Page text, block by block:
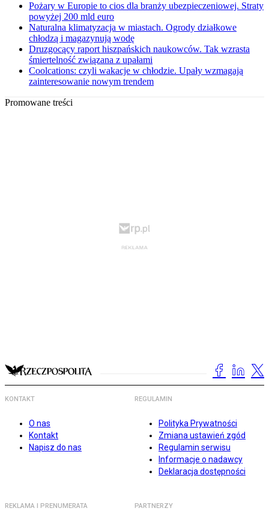
Pożary w Europie to cios dla branży ubezpieczeniowej. Straty
powyżej 200 mld euro
Naturalna klimatyzacja w miastach. Ogrody działkowe
chłodzą i magazynują wodę
Druzgocący raport hiszpańskich naukowców. Tak wzrasta
śmiertelność związana z upałami
Coolcations: czyli wakacje w chłodzie. Upały wzmagają
zainteresowanie nowym trendem
Promowane treści
KONTAKT
O nas
Kontakt
Napisz do nas
REGULAMIN
Polityka Prywatności
Zmiana ustawień zgód
Regulamin serwisu
Informacje o nadawcy
Deklaracja dostępności
REKLAMA I PRENUMERATA PARTNERZY